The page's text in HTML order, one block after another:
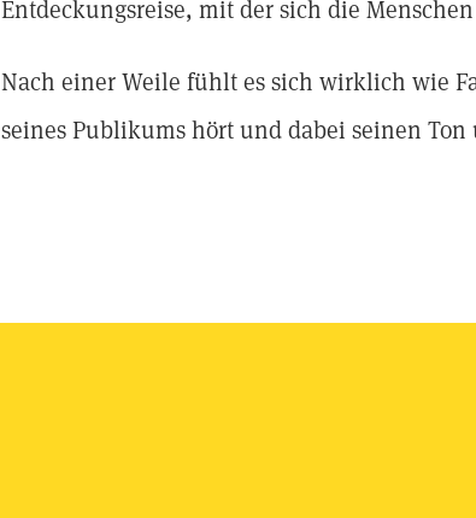
Entdeckungsreise, mit der sich die
Nach einer Weile fühlt es sich wirklich wie
seines Publikums hört und dabei seinen Ton